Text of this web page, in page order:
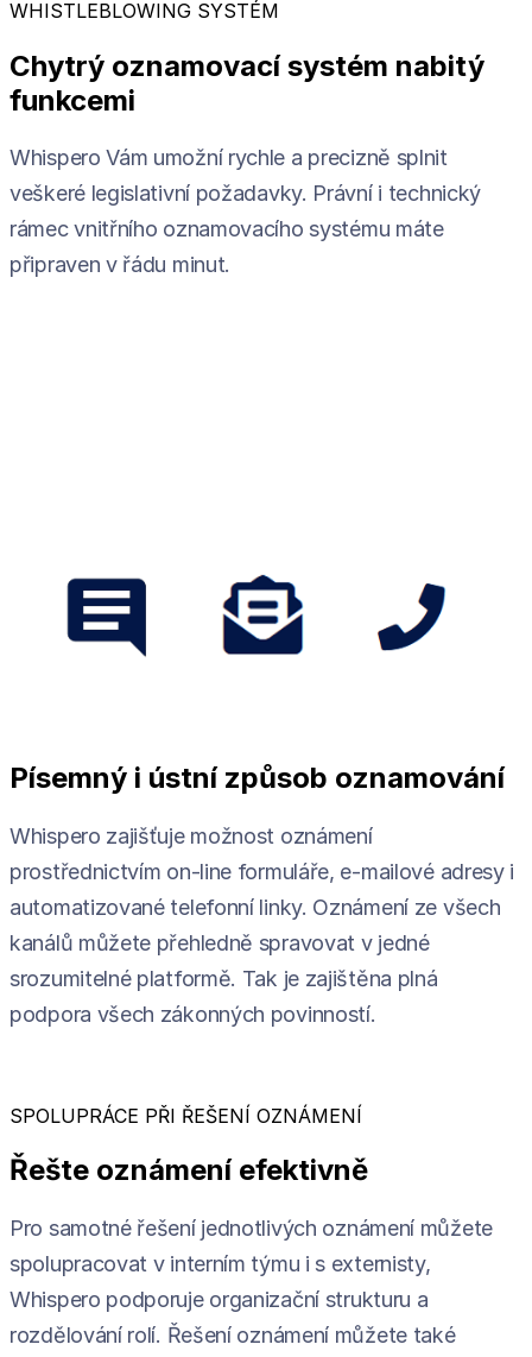
WHISTLEBLOWING SYSTÉM
Chytrý oznamovací systém nabitý
funkcemi
Whispero Vám umožní rychle a precizně splnit
veškeré legislativní požadavky. Právní i technický
rámec vnitřního oznamovacího systému máte
připraven v řádu minut.
Písemný i ústní způsob oznamování
Whispero zajišťuje možnost oznámení
prostřednictvím on-line formuláře, e-mailové adresy i
automatizované telefonní linky. Oznámení ze všech
kanálů můžete přehledně spravovat v jedné
srozumitelné platformě. Tak je zajištěna plná
podpora všech zákonných povinností.
SPOLUPRÁCE PŘI ŘEŠENÍ OZNÁMENÍ
Řešte oznámení efektivně
Pro samotné řešení jednotlivých oznámení můžete
spolupracovat v interním týmu i s externisty,
Whispero podporuje organizační strukturu a
rozdělování rolí. Řešení oznámení můžete také